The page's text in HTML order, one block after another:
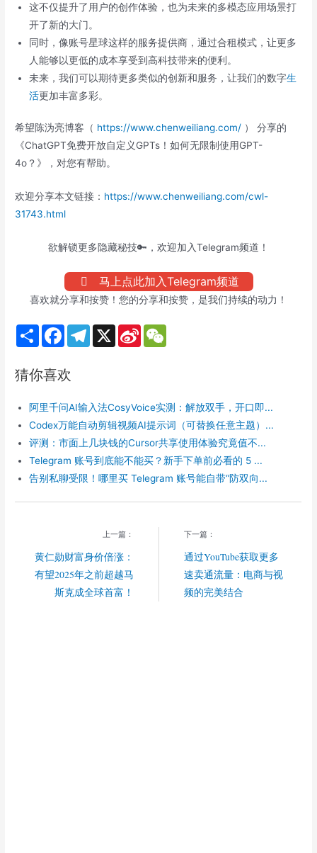
这不仅提升了用户的创作体验，也为未来的多模态应用场景打
开了新的大门。
同时，像账号星球这样的服务提供商，通过合租模式，让更多
人能够以更低的成本享受到高科技带来的便利。
未来，我们可以期待更多类似的创新和服务，让我们的数字生
活更加丰富多彩。
希望陈沩亮博客（ https://www.chenweiliang.com/ ） 分享的
《ChatGPT免费开放自定义GPTs！如何无限制使用GPT-
4o？》，对您有帮助。
欢迎分享本文链接： https://www.chenweiliang.com/cwl-
31743.html
欲解锁更多隐藏秘技🔑，欢迎加入Telegram频道！
马上点此加入Telegram频道
喜欢就分享和按赞！您的分享和按赞，是我们持续的动力！
S
h
e
F
b
k
T
m
X
S
b
o
猜你喜欢
阿里千问AI输入法CosyVoice实测：解放双手，开口即...
Codex万能自动剪辑视频AI提示词（可替换任意主题）...
评测：市面上几块钱的Cursor共享使用体验究竟值不...
Telegram 账号到底能不能买？新手下单前必看的 5 ...
告别私聊受限！哪里买 Telegram 账号能自带“防双向...
上一篇：
黄仁勋财富身价倍涨：
有望2025年之前超越马
斯克成全球首富！
下一篇：
通过YouTube获取更多
速卖通流量：电商与视
频的完美结合